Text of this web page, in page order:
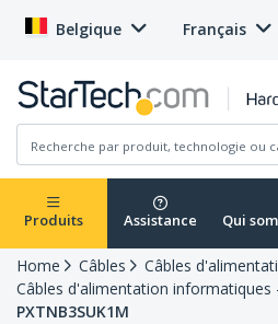
Belgique Français
Produits Assistance Qui
Home Câbles
Câbles
Câbles d'alimentation informatiques
PXTNB3SUK1M